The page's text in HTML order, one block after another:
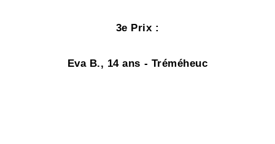
3e Prix :
Eva B., 14 ans - Tréméheuc